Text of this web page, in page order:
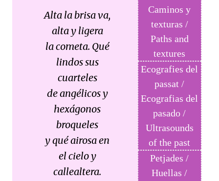
Alta la brisa va,
alta y ligera
la cometa. Qué
lindos sus
cuarteles
de angélicos y
hexágonos
broqueles
y qué airosa en
el cielo y
callealtera.
Caminos y
texturas /
Paths and
textures
Ecografies del
passat /
Ecografias del
pasado /
Ultrasounds
of the past
Petjades /
Huellas /